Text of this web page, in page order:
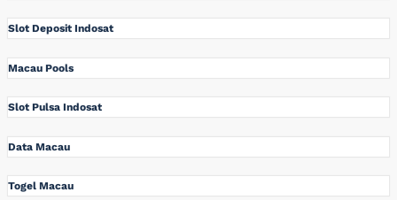
Slot Deposit Indosat
Macau Pools
Slot Pulsa Indosat
Data Macau
Togel Macau